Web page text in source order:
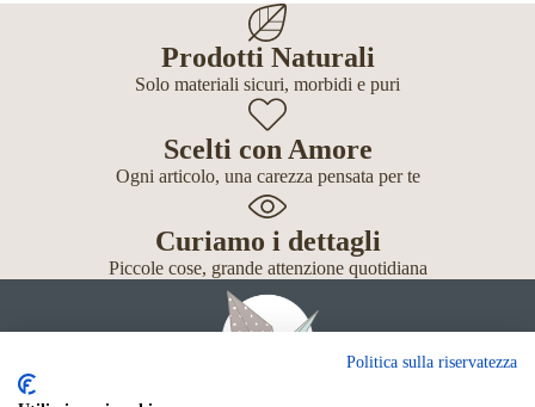
Prodotti Naturali
Solo materiali sicuri, morbidi e puri
Scelti con Amore
Ogni articolo, una carezza pensata per te
Curiamo i dettagli
Piccole cose, grande attenzione quotidiana
Politica sulla riservatezza